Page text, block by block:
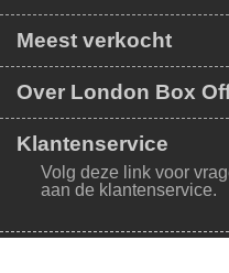
Meest verkocht
Over London Box
Klantenservice
Volg deze link voor
aan de klantenservice.